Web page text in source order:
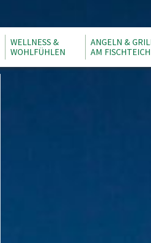
WELLNESS &
WOHLFÜHLEN
ANGELN &
AM FISCHTEICH